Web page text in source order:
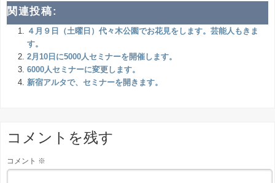
関連投稿:
４月９日（土曜日）代々木公園でお花見をします。芸能人もきま
す。
2月10日に5000人セミナーを開催します。
6000人セミナーに変更します。
新宿アルタで、セミナーを開きます。
コメントを残す
コメント ※